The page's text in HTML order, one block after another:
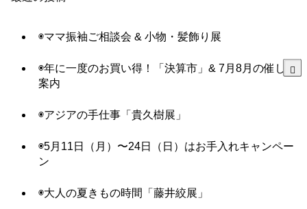
◉ママ振袖ご相談会 & 小物・髪飾り展
◉年に一度のお買い得！「決算市」& 7月8月の催し
案内
◉アジアの手仕事「貴久樹展」
◉5月11日（月）〜24日（日）はお手入れキャンペー
ン
◉大人の夏きもの時間「藤井絞展」